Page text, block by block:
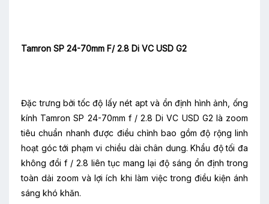
Tamron SP 24-70mm F/ 2.8 Di VC USD G2
Đặc trưng bởi tốc độ lấy nét apt và ổn định hình ảnh, ống
kính Tamron SP 24-70mm f / 2.8 Di VC USD G2 là zoom
tiêu chuẩn nhanh được điều chỉnh bao gồm độ rộng linh
hoạt góc tới phạm vi chiều dài chân dung. Khẩu độ tối đa
không đổi f / 2.8 liên tục mang lại độ sáng ổn định trong
toàn dải zoom và lợi ích khi làm việc trong điều kiện ánh
sáng khó khăn.